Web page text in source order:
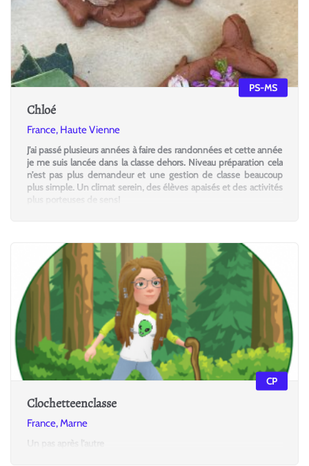
Chloé
France, Haute Vienne
J’ai passé plusieurs années à faire des randonnées et cette année
je me suis lancée dans la classe dehors. Niveau préparation cela
n’est pas plus demandeur et une gestion de classe beaucoup
plus simple. Un climat serein, des élèves apaisés et des activités
plus porteuses de sens!
PS-MS
Clochetteenclasse
France, Marne
Un pas après l'autre
CP